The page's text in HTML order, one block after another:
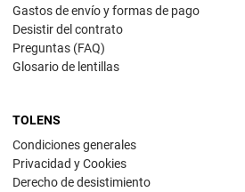
Gastos de envío y formas de pago
Desistir del contrato
Preguntas (FAQ)
Glosario de lentillas
TOLENS
Condiciones generales
Privacidad y Cookies
Derecho de desistimiento